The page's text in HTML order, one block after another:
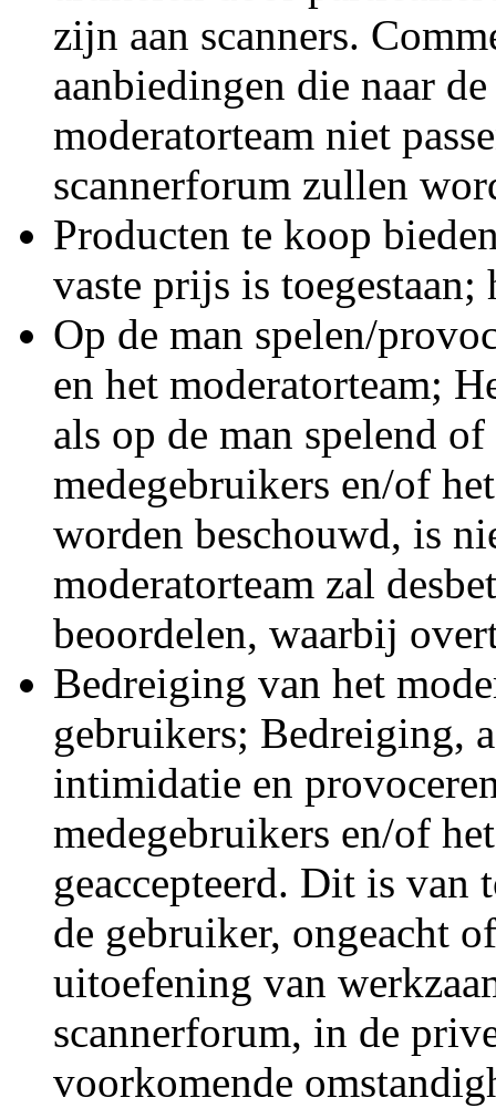
zijn aan scanners.
aanbiedingen die naar
moderatorteam niet
scannerforum zullen
Producten te koop
vaste prijs is
Op de man spelen/
en het moderatorteam;
als op de man spelend
medegebruikers en/of
worden beschouwd, is
moderatorteam zal
beoordelen, waarbij
Bedreiging van het
gebruikers; Bedreiging,
intimidatie en
medegebruikers en/of
geaccepteerd. Dit is van
de gebruiker, ongeacht
uitoefening van
scannerforum, in de
voorkomende